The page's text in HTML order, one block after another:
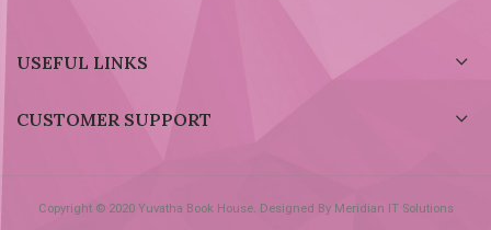
USEFUL LINKS
CUSTOMER SUPPORT
Copyright © 2020 Yuvatha Book House. Designed By Meridian IT Solutions